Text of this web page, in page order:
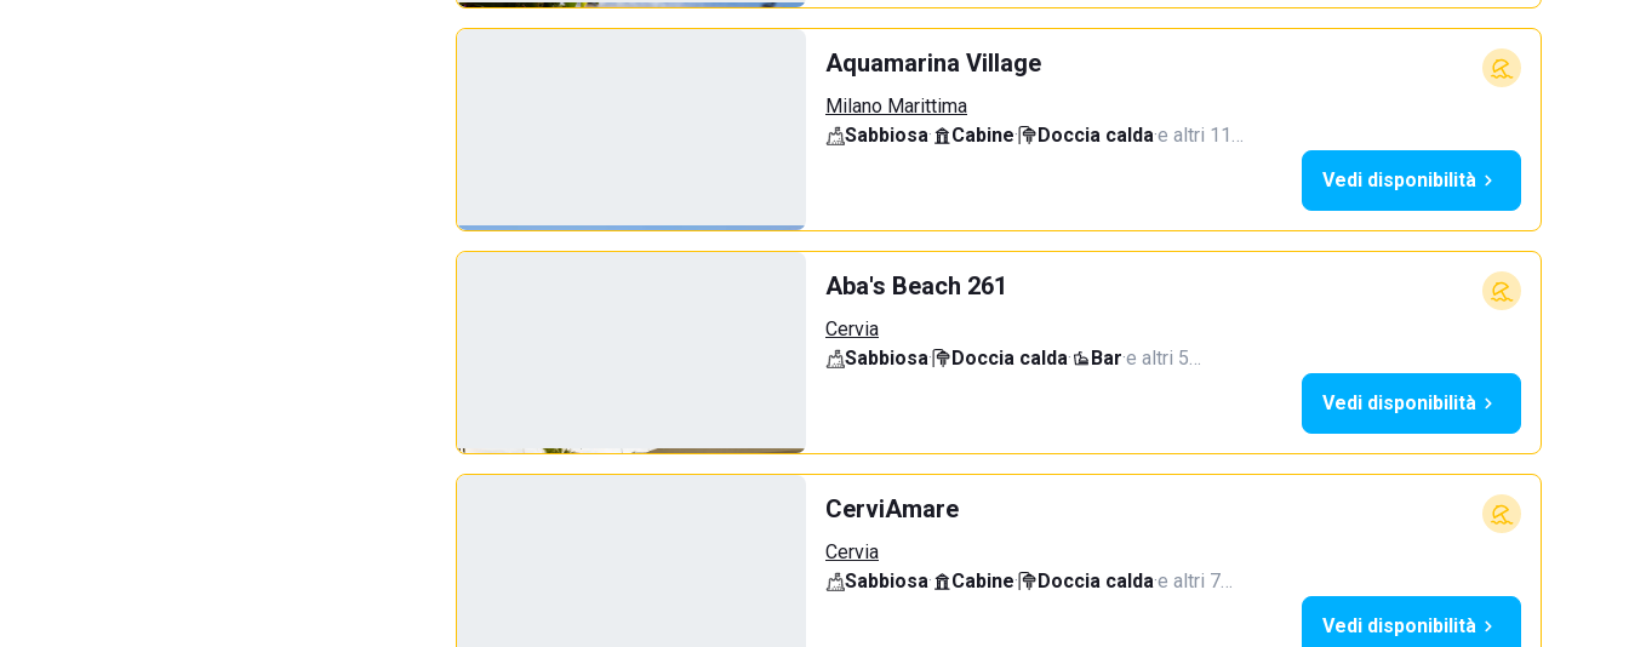
Aquamarina Village
Milano Marittima
Sabbiosa· Cabine· Doccia calda·e altri 11…
Vedi disponibilità
Aba's Beach 261
Cervia
Sabbiosa· Doccia calda· Bar·e altri 5…
Vedi disponibilità
CerviAmare
Cervia
Sabbiosa· Cabine· Doccia calda·e altri 7…
Vedi disponibilità